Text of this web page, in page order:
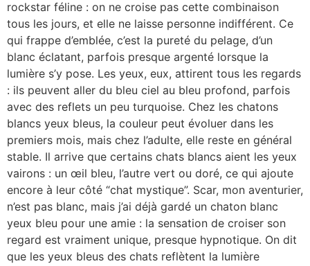
rockstar féline : on ne croise pas cette combinaison
tous les jours, et elle ne laisse personne indifférent. Ce
qui frappe d’emblée, c’est la pureté du pelage, d’un
blanc éclatant, parfois presque argenté lorsque la
lumière s’y pose. Les yeux, eux, attirent tous les regards
: ils peuvent aller du bleu ciel au bleu profond, parfois
avec des reflets un peu turquoise. Chez les chatons
blancs yeux bleus, la couleur peut évoluer dans les
premiers mois, mais chez l’adulte, elle reste en général
stable. Il arrive que certains chats blancs aient les yeux
vairons : un œil bleu, l’autre vert ou doré, ce qui ajoute
encore à leur côté “chat mystique”. Scar, mon aventurier,
n’est pas blanc, mais j’ai déjà gardé un chaton blanc
yeux bleu pour une amie : la sensation de croiser son
regard est vraiment unique, presque hypnotique. On dit
que les yeux bleus des chats reflètent la lumière